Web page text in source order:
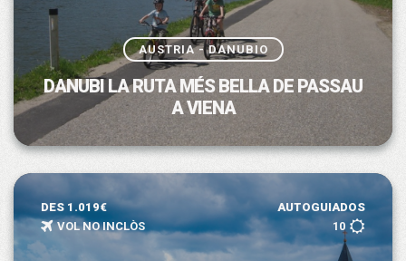
AUSTRIA - DANUBIO
DANUBI LA RUTA MÉS BELLA DE PASSAU
A VIENA
DES 1.019€
AUTOGUIADOS
VOL NO INCLÒS
10